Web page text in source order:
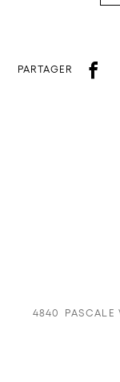
PARTAGER f
4840 PASCALE